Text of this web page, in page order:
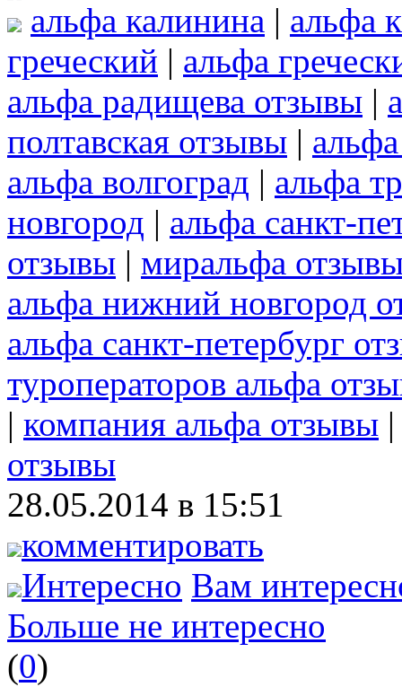
альфа калинина | альфа
греческий | альфа
альфа радищева отзывы |
полтавская отзывы |
альфа волгоград | альфа
новгород | альфа санкт-
отзывы | миральфа
альфа нижний новгород
альфа санкт-петербург
туроператоров альфа
| компания альфа отзывы
отзывы
28.05.2014 в 15:51
комментировать
Интересно Вам
Больше не интересно
(0)